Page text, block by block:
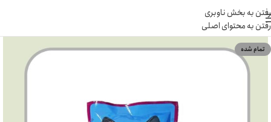
رفتن به بخش ناوبری
رفتن به محتوای اصلی
تمام شده